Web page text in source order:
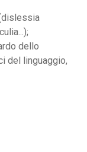
dello
del linguaggio,